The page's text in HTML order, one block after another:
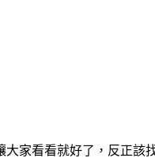
家看看就好了，反正該